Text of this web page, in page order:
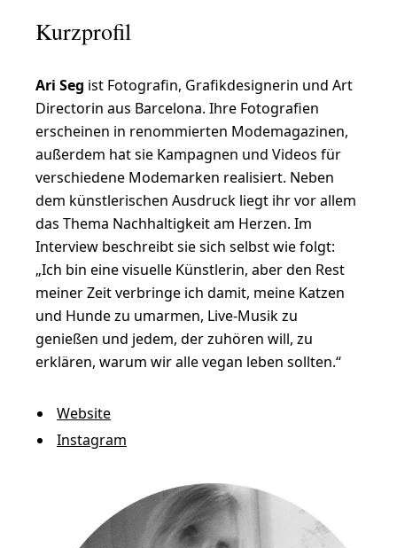
Kurzprofil
Ari Seg ist Fotografin, Grafikdesignerin und Art
Directorin aus Barcelona. Ihre Fotografien
erscheinen in renommierten Modemagazinen,
außerdem hat sie Kampagnen und Videos für
verschiedene Modemarken realisiert. Neben
dem künstlerischen Ausdruck liegt ihr vor allem
das Thema Nachhaltigkeit am Herzen. Im
Interview beschreibt sie sich selbst wie folgt:
„Ich bin eine visuelle Künstlerin, aber den Rest
meiner Zeit verbringe ich damit, meine Katzen
und Hunde zu umarmen, Live-Musik zu
genießen und jedem, der zuhören will, zu
erklären, warum wir alle vegan leben sollten.“
Website
Instagram